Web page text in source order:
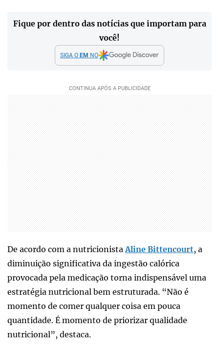
Fique por dentro das notícias que importam para
você!
SIGA O EM NO
De acordo com a nutricionista Aline Bittencourt, a
diminuição significativa da ingestão calórica
provocada pela medicação torna indispensável uma
estratégia nutricional bem estruturada. “Não é
momento de comer qualquer coisa em pouca
quantidade. É momento de priorizar qualidade
nutricional”, destaca.